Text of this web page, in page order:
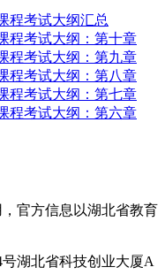
程考试大纲汇总
程考试大纲：第十章
程考试大纲：第九章
程考试大纲：第八章
程考试大纲：第七章
程考试大纲：第六章
官方信息以湖北省教育
湖北省科技创业大厦A